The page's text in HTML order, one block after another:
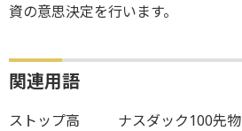
資の意思決定を行います。
関連用語
ストップ高 ナスダック100先物